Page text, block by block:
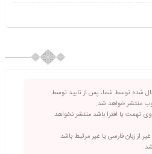
شده توسط شما، پس از تایید توسط
منتشر خواهد شد.
تهمت یا افترا باشد منتشر نخواهد
از زبان فارسی یا غیر مرتبط باشد